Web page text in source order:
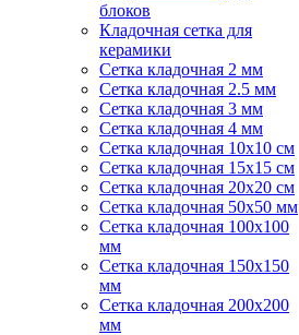
блоков
Кладочная сетка для
керамики
Сетка кладочная 2 мм
Сетка кладочная 2.5 мм
Сетка кладочная 3 мм
Сетка кладочная 4 мм
Сетка кладочная 10x10 см
Сетка кладочная 15x15 см
Сетка кладочная 20x20 см
Сетка кладочная 50x50 мм
Сетка кладочная 100x100
мм
Сетка кладочная 150x150
мм
Сетка кладочная 200x200
мм